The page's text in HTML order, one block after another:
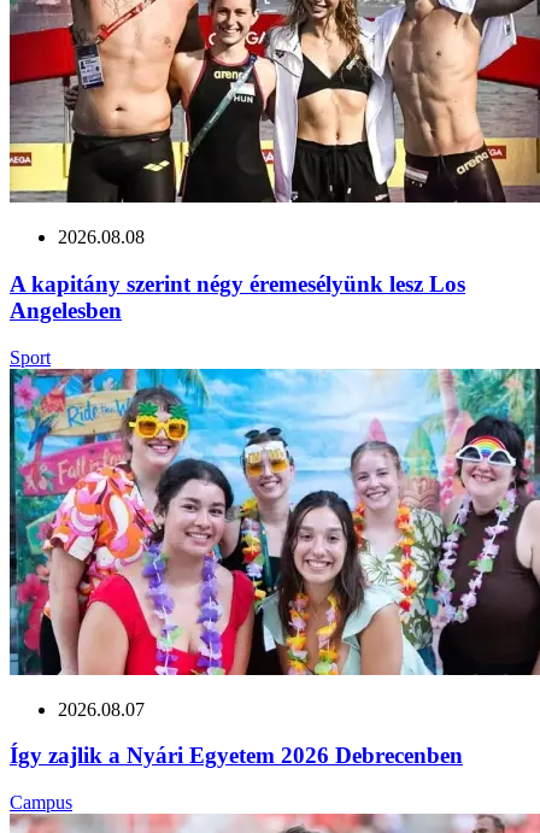
2026.08.08
A kapitány szerint négy éremesélyünk lesz Los
Angelesben
Sport
2026.08.07
Így zajlik a Nyári Egyetem 2026 Debrecenben
Campus